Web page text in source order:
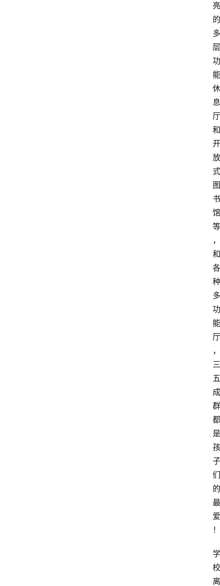
亮
的
多
层
功
能
休
息
厅
和
开
放
式
图
书
馆
等
，
和
各
种
多
功
能
厅
，
三
五
成
群
都
是
孩
子
们
的
最
爱
！
学
校
离